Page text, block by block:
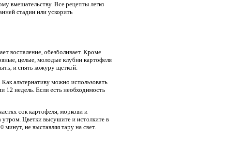
вмешательству. Все рецепты легко
стадии или ускорить
воспаление, обезболивает. Кроме
целые, молодые клубни картофеля
и снять кожуру щеткой.
альтернативу можно использовать
12 недель. Если есть необходимость
сок картофеля, моркови и
утром. Цветки высушите и истолките в
не выставляя тару на свет.